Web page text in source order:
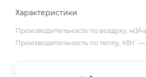
Характеристики
Производительность по воздуху, м3/
Производительность по теплу, КВт —